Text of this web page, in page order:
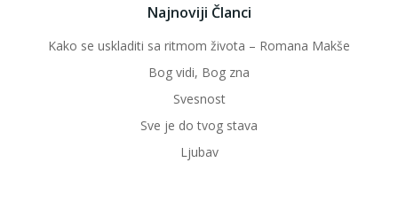
Najnoviji Članci
Kako se uskladiti sa ritmom života – Romana Makše
Bog vidi, Bog zna
Svesnost
Sve je do tvog stava
Ljubav